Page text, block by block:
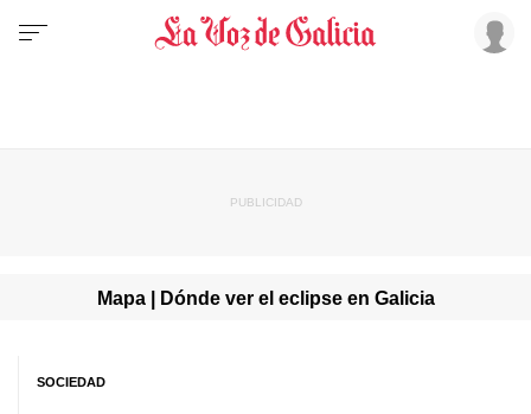
Mapa | Dónde ver el eclipse en Galicia
SOCIEDAD